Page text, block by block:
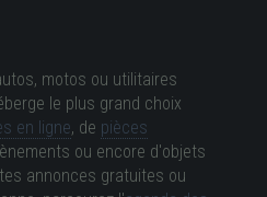
motos ou utilitaires
le plus grand choix
en ligne, de pièces
ou encore d'objets
annonces gratuites ou